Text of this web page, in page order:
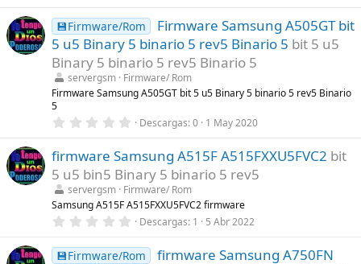
0
0
e
s
t
r
e
l
l
s
💾Firmware/Rom
Firmware Samsung A505GT bit
5 u5 Binary 5 binario 5 rev5 Binario 5 bit 5 u5
Binary 5 binario 5 rev5 Binario 5
servergsm Firmware/ Rom
Firmware Samsung A505GT bit 5 u5 Binary 5 binario 5 rev5 Binario
5
0
0
0
e
s
t
r
e
l
a
(
Descargas 0 1 May 2020
firmware Samsung A515F A515FXXU5FVC2 bit
5 u5 bin5 Binary 5 binario 5 rev5
servergsm Firmware/ Rom
Samsung A515F A515FXXU5FVC2 firmware
0
0
0
Descargas 1 5 Abr 2022
💾Firmware/Rom
firmware Samsung A750FN